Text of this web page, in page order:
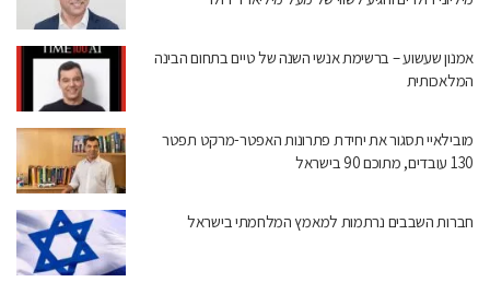
אמנון שעשוע – ברשימת אנשי השנה של טיים בתחום הבינה
המלאכותית
מובילאיי תסגור את יחידת פתרונות האפטר-מרקט תפטר
130 עובדים, מתוכם 90 בישראל
חברות השבבים נרתמות למאמץ המלחמתי בישראל